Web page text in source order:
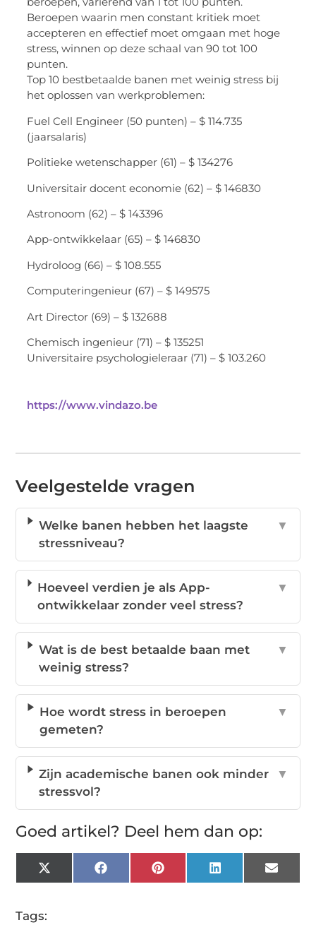
Beroepen waarin men constant kritiek moet
accepteren en effectief moet omgaan met hoge
stress, winnen op deze schaal van 90 tot 100
punten.
Top 10 bestbetaalde banen met weinig stress bij
het oplossen van werkproblemen:
Fuel Cell Engineer (50 punten) – $ 114.735
(jaarsalaris)
Politieke wetenschapper (61) – $ 134276
Universitair docent economie (62) – $ 146830
Astronoom (62) – $ 143396
App-ontwikkelaar (65) – $ 146830
Hydroloog (66) – $ 108.555
Computeringenieur (67) – $ 149575
Art Director (69) – $ 132688
Chemisch ingenieur (71) – $ 135251
Universitaire psychologieleraar (71) – $ 103.260
https://www.vindazo.be
Veelgestelde vragen
Welke banen hebben het laagste
stressniveau?
▼
Hoeveel verdien je als App-
ontwikkelaar zonder veel stress?
▼
Wat is de best betaalde baan met
weinig stress?
▼
Hoe wordt stress in beroepen
gemeten?
▼
Zijn academische banen ook minder
stressvol?
▼
Goed artikel? Deel hem dan op:
X
(Twitter)
FacebookPinterestLinkedInEmail
Tags: